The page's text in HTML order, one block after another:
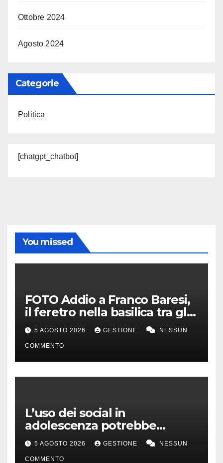
Ottobre 2024
Agosto 2024
Categorie
Politica
[chatgpt_chatbot]
You missed
FOTO Addio a Franco Baresi,
il feretro nella basilica tra gli
applausi e il coro “c’è solo un
capitano”
5 AGOSTO 2026 GESTIONE NESSUN
COMMENTO
L’uso dei social in
adolescenza potrebbe
incidere sui voti a scuola
5 AGOSTO 2026 GESTIONE NESSUN
COMMENTO